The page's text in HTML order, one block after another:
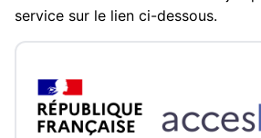
service sur le lien ci-dessous.